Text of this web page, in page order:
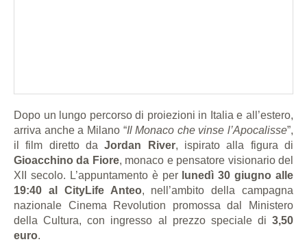
Dopo un lungo percorso di proiezioni in Italia e all’estero,
arriva anche a Milano “Il Monaco che vinse l’Apocalisse”,
il film diretto daJordan River, ispirato alla figura di
Gioacchino da Fiore, monaco e pensatore visionario del
XII secolo. L’appuntamento è per lunedì 30 giugno alle
19:40 al CityLife Anteo, nell’ambito della campagna
nazionale Cinema Revolution promossa dal Ministero
della Cultura, con ingresso al prezzo speciale di 3,50
euro.